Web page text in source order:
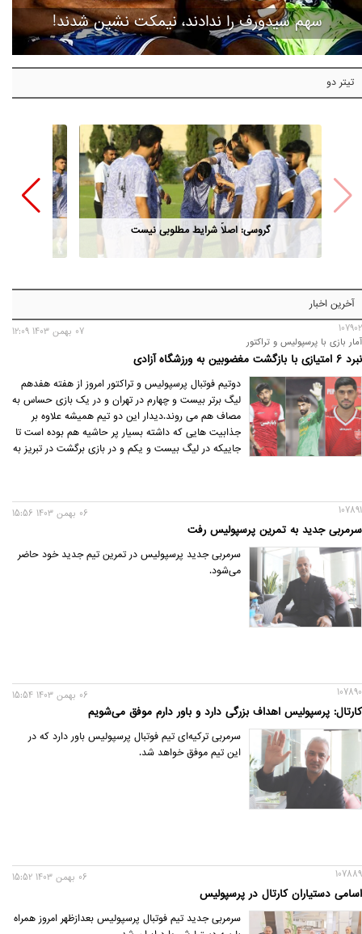
سهم سیدورف را ندادند، نیمکت نشین شدند!
تیتر دو
گروسی: اصلاً شرایط مطلوبی نیست
آخرین اخبار
107902
آمار بازی با پرسپولیس و تراکتور
نبرد 6 امتیازی با بازگشت مغضوبین به ورزشگاه آزادی
07 بهمن 1403 12:09
دوتیم فوتبال پرسپولیس و تراکتور امروز از هفته هفدهم
لیگ برتر بیست و چهارم در تهران و در یک بازی حساس به
مصاف هم می روند.دیدار این دو تیم همیشه علاوه بر
جذابیت هایی که داشته بسیار پر حاشیه هم بوده است تا
جاییکه در لیگ بیست و یکم و در بازی برگشت در تبریز به
107891
سرمربی جدید به تمرین پرسپولیس رفت
06 بهمن 1403 15:56
سرمربی جدید پرسپولیس در تمرین تیم جدید خود حاضر
می‌شود.
107890
کارتال: پرسپولیس اهداف بزرگی دارد و باور دارم موفق می‌شویم
06 بهمن 1403 15:54
سرمربی ترکیه‌ای تیم فوتبال پرسپولیس باور دارد که در
این تیم موفق خواهد شد.
107889
اسامی دستیاران کارتال در پرسپولیس
06 بهمن 1403 15:52
سرمربی جدید تیم فوتبال پرسپولیس بعدازظهر امروز همراه